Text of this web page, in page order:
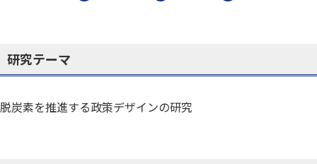
研究テーマ
脱炭素を推進する政策デザインの研究